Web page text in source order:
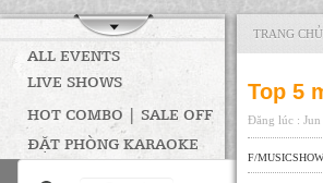
ALL EVENTS
LIVE SHOWS
HOT COMBO | SALE OFF
ĐẶT PHÒNG KARAOKE
TRANG CHỦ
Top 5
Đăng lúc : Jun
F/